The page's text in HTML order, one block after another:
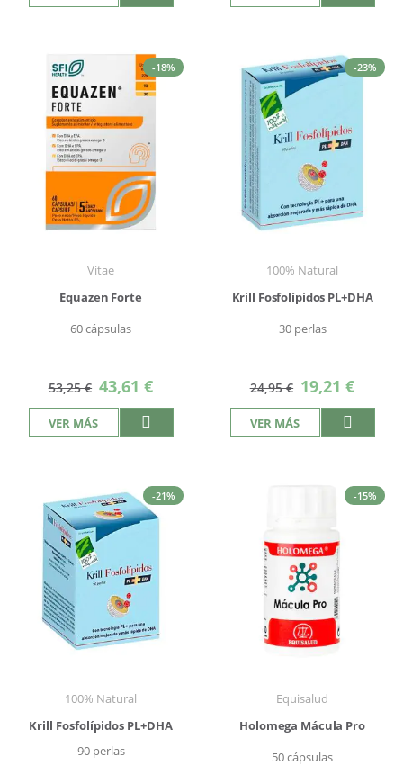
-18%
Vitae
Equazen Forte
60 cápsulas
53,25 € Precio
especial
43,61 €
VER MÁS
-23%
100% Natural
Krill Fosfolípidos PL+DHA
30 perlas
24,95 € Precio
especial
19,21 €
VER MÁS
-21%
100% Natural
Krill Fosfolípidos PL+DHA
90 perlas
-15%
Equisalud
Holomega Mácula Pro
50 cápsulas